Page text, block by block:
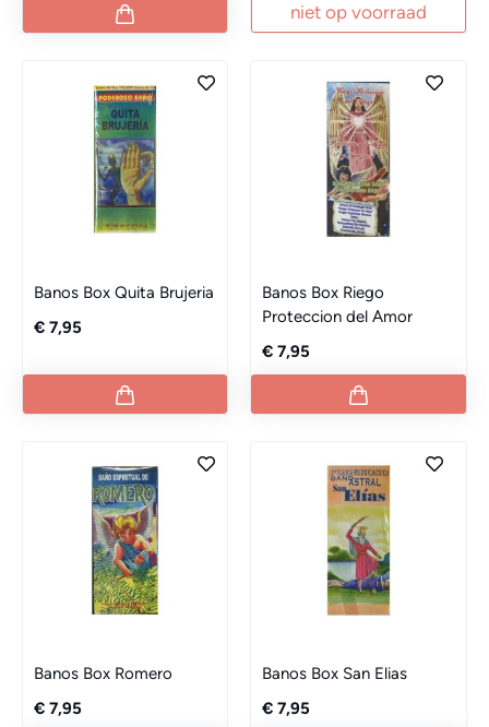
niet op voorraad
Banos Box Quita Brujeria
€ 7,95
Banos Box Riego
Proteccion del Amor
€ 7,95
Banos Box Romero
€ 7,95
Banos Box San Elias
€ 7,95